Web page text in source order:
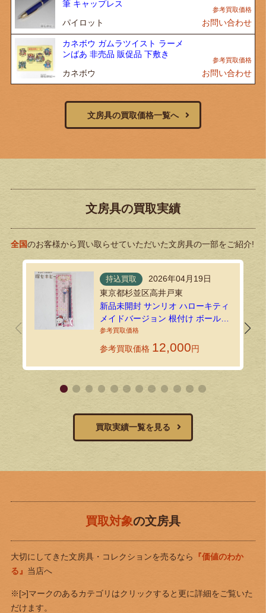
筆 キャップレス
パイロット お問い合わせ
カネボウ ガムラツイスト ラーメ
ンばあ 非売品 販促品 下敷き
カネボウ お問い合わせ
文房具の買取価格一覧へ
文房具の買取実績
全国のお客様から買い取らせていただいた文房具の一部をご紹介!
持込買取
2026年04月19日
東京都杉並区高井戸東
新品未開封 サンリオ ハローキティ
メイドバージョン 根付け ボールペ
ンをお買い取りいたしました｜環
七ホビーの持込買取
参考買取価格 12,000円
買取実績一覧を見る
買取対象の文房具
大切にしてきた文房具・コレクションを売るなら
『価値のわか
る』 当店へ
※[>]マークのあるカテゴリはクリックすると更に詳細をご覧いた
だけます。